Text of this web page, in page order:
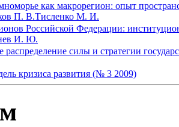
как макрорегион: опыт
П. В.Тисленко М. И.
Российской Федерации:
И. Ю.
распределение силы и стратегии
кризиса развития (№ 3 2009)